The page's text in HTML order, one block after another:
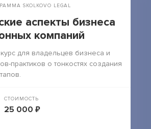
SKOLKOVO LEGAL
аспекты бизнеса
компаний
для владельцев бизнеса и
практиков о тонкостях создания
СТОИМОСТЬ
25 000 ₽